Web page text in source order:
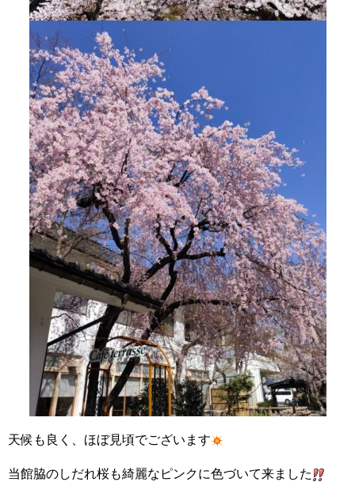
天候も良く、ほぼ見頃でございます
当館脇のしだれ桜も綺麗なピンクに色づいて来ました